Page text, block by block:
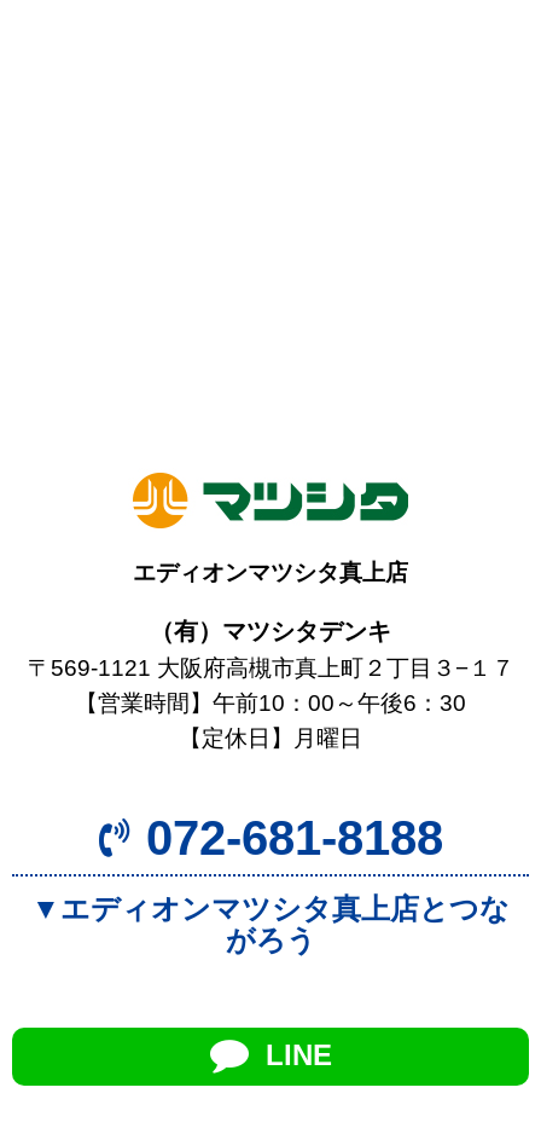
エディオンマツシタ真上店
（有）マツシタデンキ
〒569-1121 大阪府高槻市真上町２丁目３−１７
【営業時間】午前10：00～午後6：30
【定休日】月曜日
072-681-8188
▼エディオンマツシタ真上店とつな
がろう
LINE